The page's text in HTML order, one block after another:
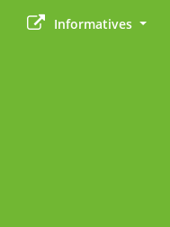
Informatives